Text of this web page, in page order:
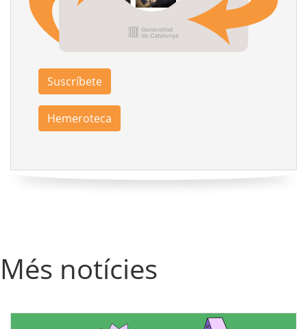
Suscríbete
Hemeroteca
Més notícies